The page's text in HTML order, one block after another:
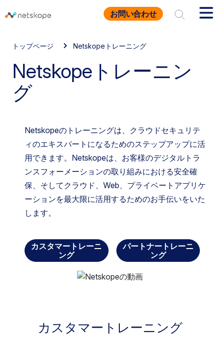
お問い合わせ
トップページ Netskopeトレーニング
Netskopeトレーニン
グ
Netskopeのトレーニングは、クラウドセキュリテ
ィのエキスパートになるためのステップアップに活
用できます。Netskopeは、お客様のデジタルトラ
ンスフォーメーションの取り組みにおける安全確
保、そしてクラウド、Web、プライベートアプリケ
ーションを最大限に活用するためのお手伝いをいた
します。
カスタマートレーニ
ング
パートナートレーニ
ング
カスタマートレーニング